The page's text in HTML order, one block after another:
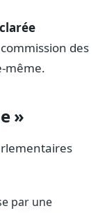
des
même.
»
par une